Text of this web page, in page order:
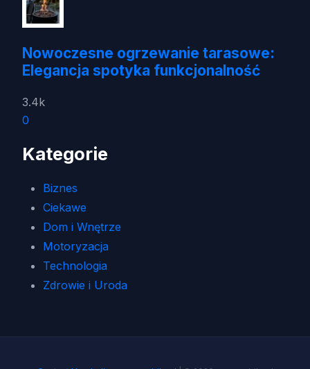
Nowoczesne ogrzewanie tarasowe:
Elegancja spotyka funkcjonalność
3.4k
0
Kategorie
Biznes
Ciekawe
Dom i Wnętrze
Motoryzacja
Technologia
Zdrowie i Uroda